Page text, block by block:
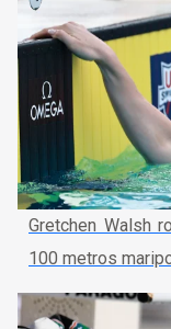
Gretchen Walsh
100 metros